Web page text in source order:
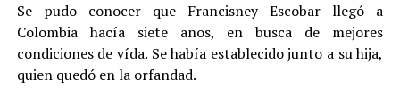
Se pudo conocer que Francisney Escobar llegó a
Colombia hacía siete años, en busca de mejores
condiciones de vída. Se había establecido junto a su hija,
quien quedó en la orfandad.